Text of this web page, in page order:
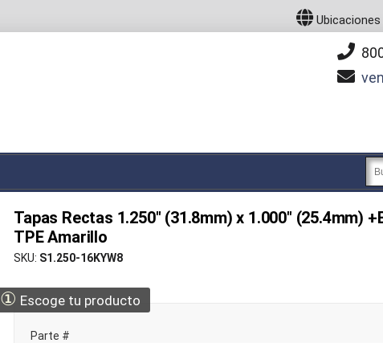
Ubicaciones
Tapas Rectas 1.250" (31.8mm) x 1.000" (25.4mm)
TPE Amarillo
SKU S1.250-16KYW8
① Escoge tu producto
Parte #